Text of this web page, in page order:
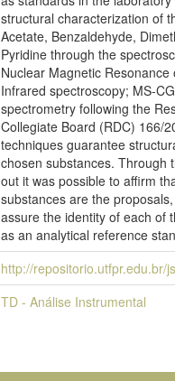
structural characterization of
Acetate, Benzaldehyde,
Pyridine through the
Nuclear Magnetic Resonance
Infrared spectroscopy; MS-
spectrometry following the
Collegiate Board (RDC) 166/
techniques guarantee
chosen substances. Through
out it was possible to affirm
substances are the
assure the identity of each of
as an analytical reference
http://repositorio.utfpr.edu.br/
TD - Análise Instrumental